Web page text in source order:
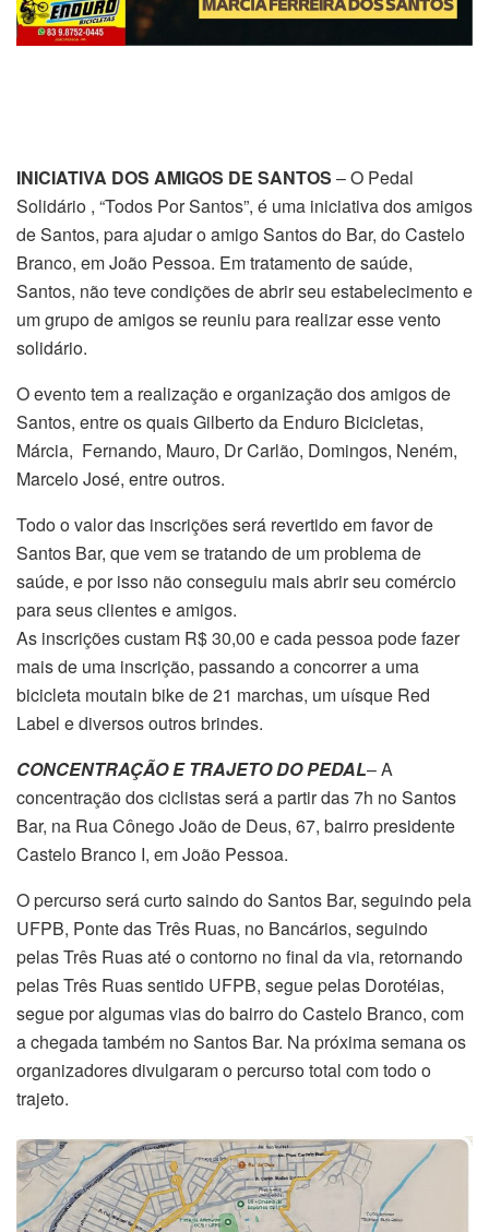
INICIATIVA DOS AMIGOS DE SANTOS – O Pedal
Solidário , “Todos Por Santos”, é uma iniciativa dos amigos
de Santos, para ajudar o amigo Santos do Bar, do Castelo
Branco, em João Pessoa. Em tratamento de saúde,
Santos, não teve condições de abrir seu estabelecimento e
um grupo de amigos se reuniu para realizar esse vento
solidário.
O evento tem a realização e organização dos amigos de
Santos, entre os quais Gilberto da Enduro Bicicletas,
Márcia, Fernando, Mauro, Dr Carlão, Domingos, Neném,
Marcelo José, entre outros.
Todo o valor das inscrições será revertido em favor de
Santos Bar, que vem se tratando de um problema de
saúde, e por isso não conseguiu mais abrir seu comércio
para seus clientes e amigos.
As inscrições custam R$ 30,00 e cada pessoa pode fazer
mais de uma inscrição, passando a concorrer a uma
bicicleta moutain bike de 21 marchas, um uísque Red
Label e diversos outros brindes.
CONCENTRAÇÃO E TRAJETO DO PEDAL– A
concentração dos ciclistas será a partir das 7h no Santos
Bar, na Rua Cônego João de Deus, 67, bairro presidente
Castelo Branco I, em João Pessoa.
O percurso será curto saindo do Santos Bar, seguindo pela
UFPB, Ponte das Três Ruas, no Bancários, seguindo
pelas Três Ruas até o contorno no final da via, retornando
pelas Três Ruas sentido UFPB, segue pelas Dorotéias,
segue por algumas vias do bairro do Castelo Branco, com
a chegada também no Santos Bar. Na próxima semana os
organizadores divulgaram o percurso total com todo o
trajeto.